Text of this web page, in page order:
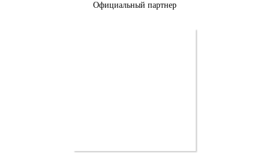
Официальный партнер